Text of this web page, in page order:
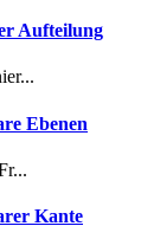
Aufteilung
Ebenen
Kante